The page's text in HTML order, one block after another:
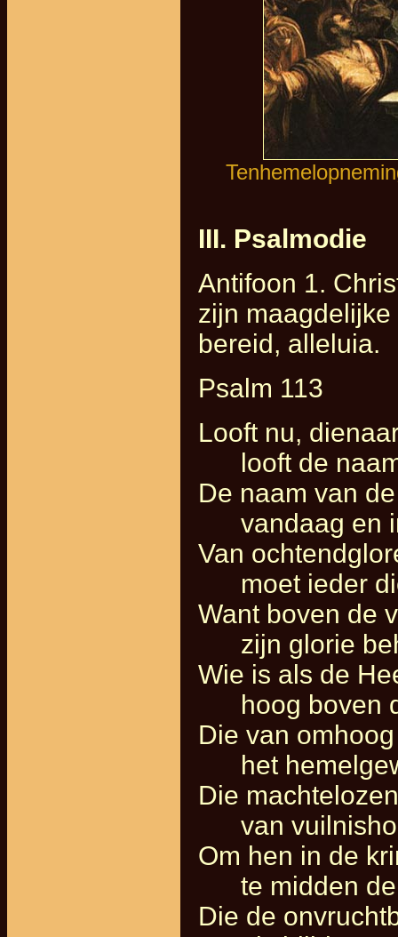
III. Psalmodie
Antifoon 1.
zijn
bereid, alleluia.
Psalm 113
Looft nu,
looft de naam
De naam van
vandaag en
Van
moet ieder
Want boven de
zijn glorie
Wie is als de
hoog boven
Die van
het
Die
van
Om hen in de
te midden der
Die de